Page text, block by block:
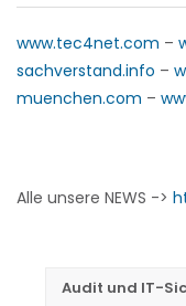
www.tec4net.com –
sachverstand.info –
muenchen.com –
Alle unsere NEWS ->
Audit und IT-